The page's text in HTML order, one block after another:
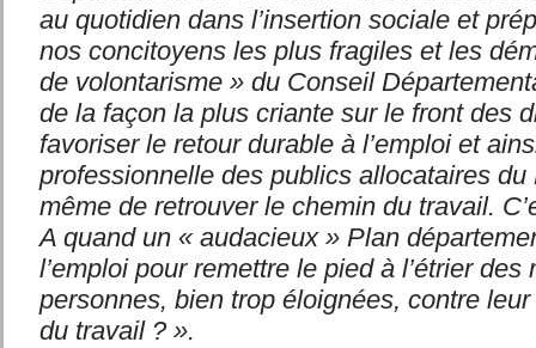
au quotidien dans l’insertion sociale et
nos concitoyens les plus fragiles et les
de volontarisme » du Conseil
de la façon la plus criante sur le front des
favoriser le retour durable à l’emploi et
professionnelle des publics allocataires
même de retrouver le chemin du travail.
A quand un « audacieux » Plan
l’emploi pour remettre le pied à l’étrier des
personnes, bien trop éloignées, contre
du travail ? ».